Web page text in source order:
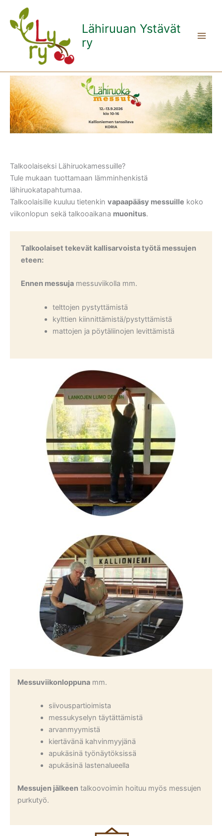
sisältöön
Lähiruuan Ystävät
ry
Talkoolaiseksi Lähiruokamessuille?
Tule mukaan tuottamaan lämminhenkistä
lähiruokatapahtumaa.
Talkoolaisille kuuluu tietenkin vapaapääsy messuille koko
viikonlopun sekä talkooaikana muonitus.
Talkoolaiset tekevät kallisarvoista työtä messujen
eteen:
Ennen messujamessuviikolla mm.
telttojen pystyttämistä
kylttien kiinnittämistä/pystyttämistä
mattojen ja pöytäliinojen levittämistä
Messuviikonloppunamm.
siivouspartioimista
messukyselyn täytättämistä
arvanmyymistä
kiertävänä kahvinmyyjänä
apukäsinä työnäytöksissä
apukäsinä lastenalueella
Messujen jälkeentalkoovoimin hoituu myös messujen
purkutyö.